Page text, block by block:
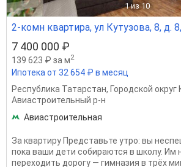
1 из 10
2-комн квартира, ул Кутузова, 8, д.
7 400 000 ₽
139 623 ₽ за м2
Ипотека от 32 654 ₽ в месяц
Республика Татарстан, Городской округ
Авиастроительный р-н
Авиастроительная
За квартиру Представьте утро: вы
пока ваши дети собираются в школу. Им
переходить дорогу — гимназия в трёх